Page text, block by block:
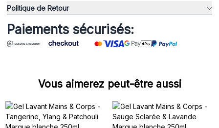
Politique de Retour
Paiements sécurisés:
Vous aimerez peut-être aussi